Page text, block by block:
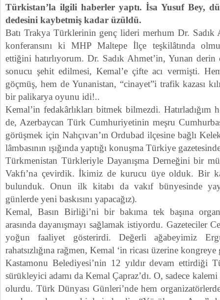
Türkistan’la ilgili haberler yaptı. İsa Yusuf Bey,
dedesini kaybetmiş kadar üzüldü.
Batı Trakya Türklerinin genç lideri merhum Dr. Sadık
konferansını ki MHP Maltepe İlçe teşkilâtında
ettiğini hatırlıyorum. Dr. Sadık Ahmet’in, Yunan
sonucu şehit edilmesi, Kemal’e çifte acı vermişti.
göçmüş, hem de Yunanistan, “cinayet”i trafik kazası
bir palikarya oyunu idi!..
Kemal’in fedakârlıkları bitmek bilmezdi. Hatırladığım
de, Azerbaycan Türk Cumhuriyetinin meşru
görüşmek için Nahçıvan’ın Ordubad ilçesine bağlı
lâmbasının ışığında yaptığı konuşma Türkiye
Türkmenistan Türkleriyle Dayanışma Derneğini bir
Vakfı’na çevirdik. İkimiz de kurucu üye olduk. Bir
bulunduk. Onun ilk kitabı da vakıf bünyesinde
günlerde yeni baskısını yapacağız).
Kemal, Basın Birliği’ni bir bakıma tek başına
arasında dayanışmayı sağlamak istiyordu. Gazeteciler
yoğun faaliyet gösterirdi. Değerli ağabeyimiz
rahatsızlığına rağmen, Kemal ‘in ricası üzerine
Kastamonu Belediyesi’nin 12 yıldır devam ettirdiği
sürükleyici adamı da Kemal Çapraz’dı. O, sadece
olurdu. Türk Dünyası Günleri’nde hem